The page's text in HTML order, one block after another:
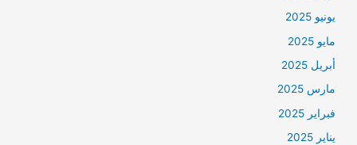
يونيو 2025
مايو 2025
أبريل 2025
مارس 2025
فبراير 2025
يناير 2025